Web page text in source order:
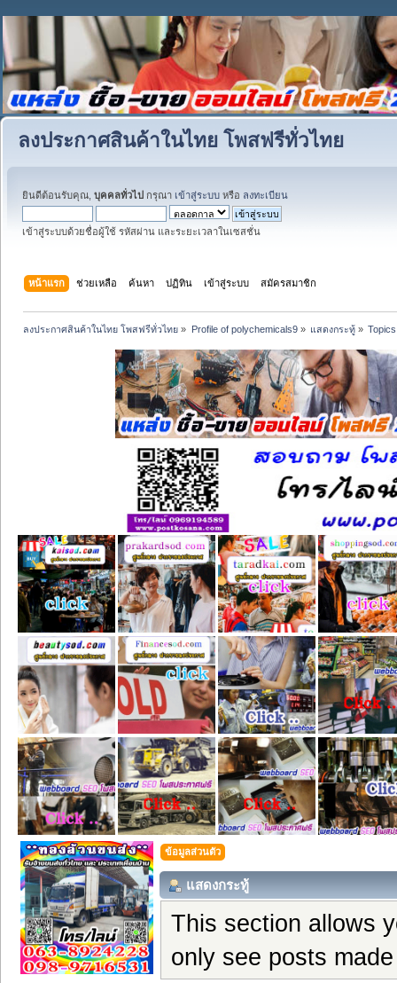
ลงประกาศสินค้าในไทย โพสฟรีทั่วไทย
ยินดีต้อนรับคุณ, บุคคลทั่วไป กรุณา เข้าสู่ระบบ หรือ ลงทะเบียน
เข้าสู่ระบบด้วยชื่อผู้ใช้ รหัสผ่าน และระยะเวลาในเซสชั่น
หน้าแรก ช่วยเหลือ ค้นหา ปฏิทิน เข้าสู่ระบบ สมัครสมาชิก
ลงประกาศสินค้าในไทย โพสฟรีทั่วไทย » Profile of polychemicals9» แสดงกระทู้» Topics
ข้อมูลส่วนตัว
แสดงกระทู้
This section allows
only see posts